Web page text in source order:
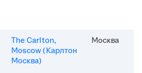
The Carlton,
Moscow (Карлтон
Москва)
Москва